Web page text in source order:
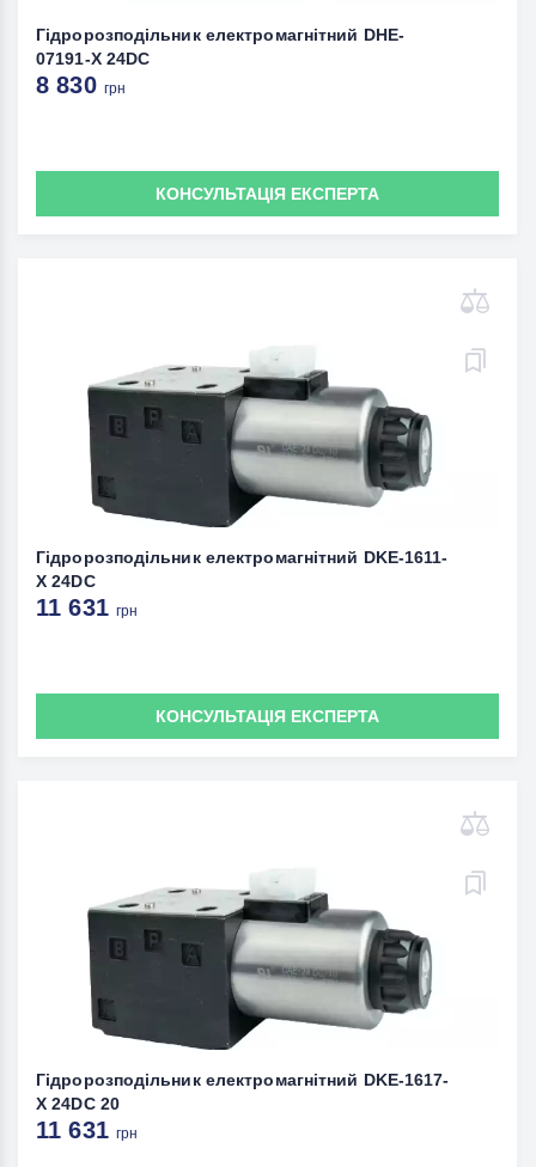
Гідророзподільник електромагнітний DHE-
07191-X 24DC
8 830 грн
КОНСУЛЬТАЦІЯ ЕКСПЕРТА
Гідророзподільник електромагнітний DKE-1611-
X 24DC
11 631грн
КОНСУЛЬТАЦІЯ ЕКСПЕРТА
Гідророзподільник електромагнітний DKE-1617-
X 24DC 20
11 631грн